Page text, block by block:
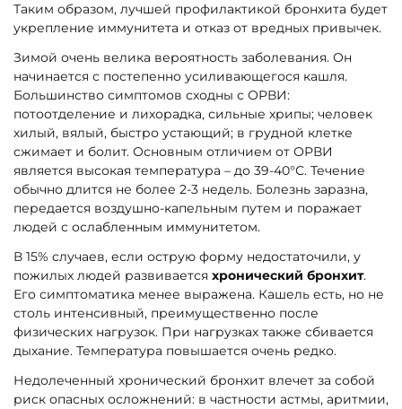
Таким образом, лучшей профилактикой бронхита будет
укрепление иммунитета и отказ от вредных привычек.
Зимой очень велика вероятность заболевания. Он
начинается с постепенно усиливающегося кашля.
Большинство симптомов сходны с ОРВИ:
потоотделение и лихорадка, сильные хрипы; человек
хилый, вялый, быстро устающий; в грудной клетке
сжимает и болит. Основным отличием от ОРВИ
является высокая температура – ​​до 39-40°С. Течение
обычно длится не более 2-3 недель. Болезнь заразна,
передается воздушно-капельным путем и поражает
людей с ослабленным иммунитетом.
В 15% случаев, если острую форму недостаточили, у
пожилых людей развивается хронический бронхит.
Его симптоматика менее выражена. Кашель есть, но не
столь интенсивный, преимущественно после
физических нагрузок. При нагрузках также сбивается
дыхание. Температура повышается очень редко.
Недолеченный хронический бронхит влечет за собой
риск опасных осложнений: в частности астмы, аритмии,